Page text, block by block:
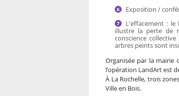
Exposition /
L'effacement : le
illustre la perte de
conscience
arbres peints sont
Organisée par la mairie
l’opération LandArt est
À La Rochelle, trois
Ville en Bois.